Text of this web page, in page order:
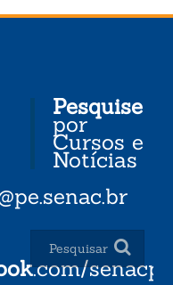
.com/senacpe
Pesquise
por
Cursos e
Notícias